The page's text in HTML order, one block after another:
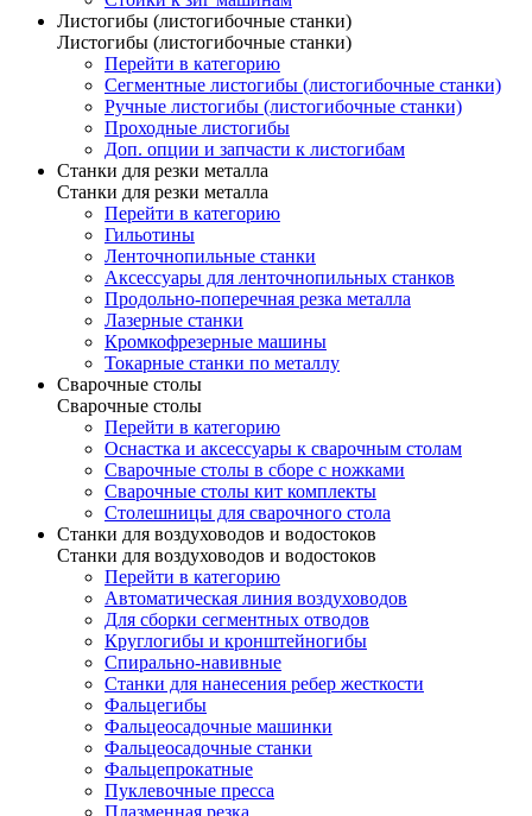
Листогибы (листогибочные станки)
Листогибы (листогибочные станки)
Перейти в категорию
Сегментные листогибы (листогибочные станки)
Ручные листогибы (листогибочные станки)
Проходные листогибы
Доп. опции и запчасти к листогибам
Станки для резки металла
Станки для резки металла
Перейти в категорию
Гильотины
Ленточнопильные станки
Аксессуары для ленточнопильных станков
Продольно-поперечная резка металла
Лазерные станки
Кромкофрезерные машины
Токарные станки по металлу
Сварочные столы
Сварочные столы
Перейти в категорию
Оснастка и аксессуары к сварочным столам
Сварочные столы в сборе с ножками
Сварочные столы кит комплекты
Столешницы для сварочного стола
Станки для воздуховодов и водостоков
Станки для воздуховодов и водостоков
Перейти в категорию
Автоматическая линия воздуховодов
Для сборки сегментных отводов
Круглогибы и кронштейногибы
Спирально-навивные
Станки для нанесения ребер жесткости
Фальцегибы
Фальцеосадочные машинки
Фальцеосадочные станки
Фальцепрокатные
Пуклевочные пресса
Плазменная резка